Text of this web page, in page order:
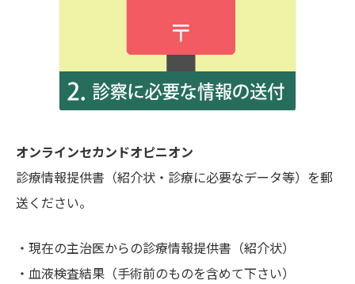
オンラインセカンドオピニオン
診療情報提供書（紹介状・診療に必要なデータ等）を郵
送ください。
・現在の主治医からの診療情報提供書（紹介状）
・血液検査結果（手術前のものを含めて下さい）